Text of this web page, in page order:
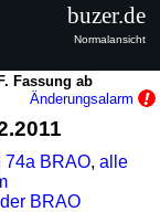
Fassung ab
Änderungsalarm
74a BRAO,alle
BRAO
buzer.de
Normalansicht